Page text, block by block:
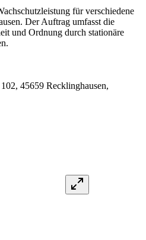
für verschiedene
Der Auftrag umfasst die
und Ordnung durch stationäre
45659 Recklinghausen,